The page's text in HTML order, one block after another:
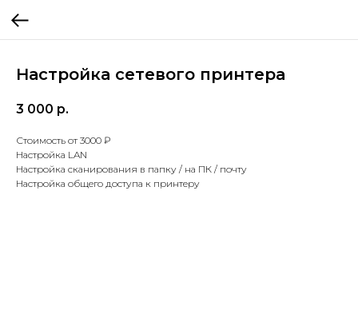
Настройка сетевого принтера
3 000 р.
Стоимость от 3000 ₽
Настройка LAN
Настройка сканирования в папку / на ПК / почту
Настройка общего доступа к принтеру